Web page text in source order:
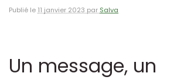
Publié le 11 janvier 2023 par Salva
Un message, un